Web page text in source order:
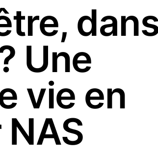
Une
vie en